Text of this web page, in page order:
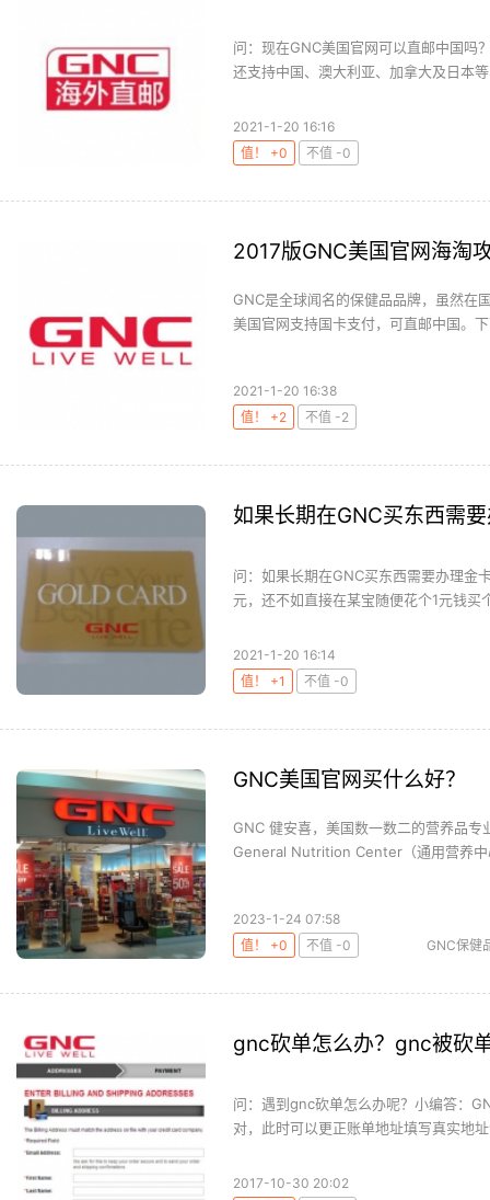
问：现在GNC美国官网可以直邮中国吗
还支持中国、澳大利亚、加拿大及日本
2021-1-20 16:16
值！ +0
不值 -0
2017版GNC美国官网海淘
GNC是全球闻名的保健品品牌，虽然在
美国官网支持国卡支付，可直邮中国。
2021-1-20 16:38
值！ +2
不值 -2
如果长期在GNC买东西需
问：如果长期在GNC买东西需要办理金
元，还不如直接在某宝随便花个1元钱买
2021-1-20 16:14
值！ +1
不值 -0
GNC美国官网买什么好？
GNC 健安喜，美国数一数二的营养品
General Nutrition Center（通用营养
2023-1-24 07:58
值！ +0
不值 -0
GNC保健
油软胶囊
海
gnc砍单怎么办？gnc被砍
问：遇到gnc砍单怎么办呢？小编答：
对，此时可以更正账单地址填写真实地
2017-10-30 20:02